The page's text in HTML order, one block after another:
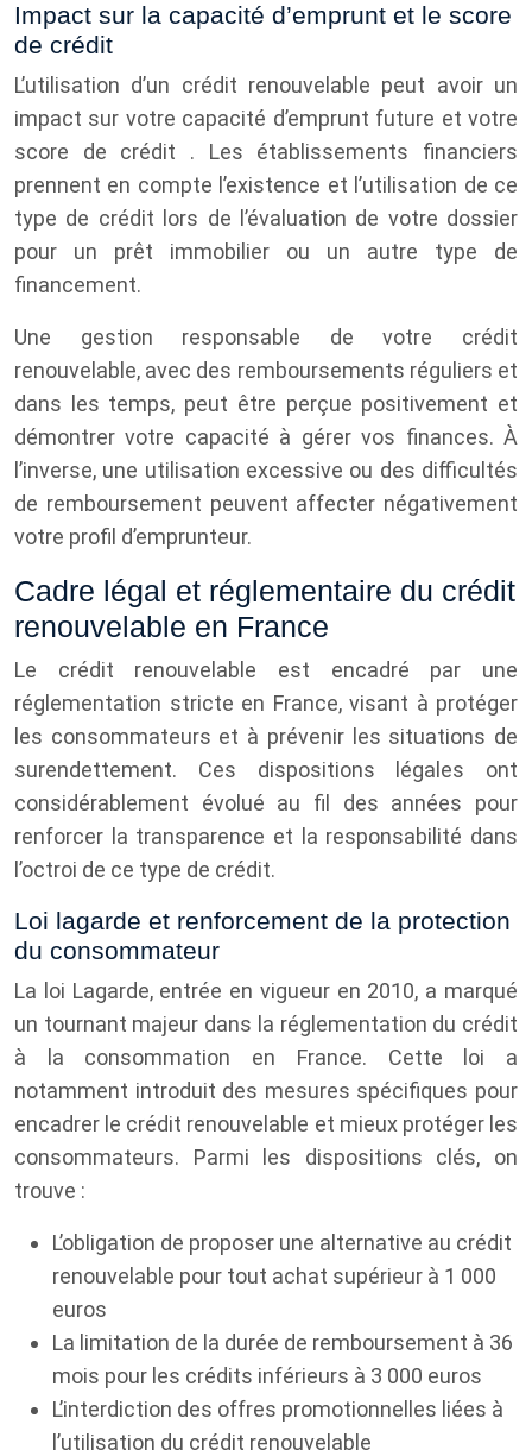
Impact sur la capacité d’emprunt et le score
de crédit
L’utilisation d’un crédit renouvelable peut avoir un
impact sur votre capacité d’emprunt future et votre
score de crédit . Les établissements financiers
prennent en compte l’existence et l’utilisation de ce
type de crédit lors de l’évaluation de votre dossier
pour un prêt immobilier ou un autre type de
financement.
Une gestion responsable de votre crédit
renouvelable, avec des remboursements réguliers et
dans les temps, peut être perçue positivement et
démontrer votre capacité à gérer vos finances. À
l’inverse, une utilisation excessive ou des difficultés
de remboursement peuvent affecter négativement
votre profil d’emprunteur.
Cadre légal et réglementaire du crédit
renouvelable en France
Le crédit renouvelable est encadré par une
réglementation stricte en France, visant à protéger
les consommateurs et à prévenir les situations de
surendettement. Ces dispositions légales ont
considérablement évolué au fil des années pour
renforcer la transparence et la responsabilité dans
l’octroi de ce type de crédit.
Loi lagarde et renforcement de la protection
du consommateur
La loi Lagarde, entrée en vigueur en 2010, a marqué
un tournant majeur dans la réglementation du crédit
à la consommation en France. Cette loi a
notamment introduit des mesures spécifiques pour
encadrer le crédit renouvelable et mieux protéger les
consommateurs. Parmi les dispositions clés, on
trouve :
L’obligation de proposer une alternative au crédit
renouvelable pour tout achat supérieur à 1 000
euros
La limitation de la durée de remboursement à 36
mois pour les crédits inférieurs à 3 000 euros
L’interdiction des offres promotionnelles liées à
l’utilisation du crédit renouvelable